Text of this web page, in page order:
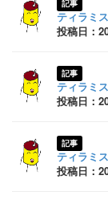
記事
ティラミス
投稿日：
記事
ティラミス
投稿日：
記事
ティラミス
投稿日：